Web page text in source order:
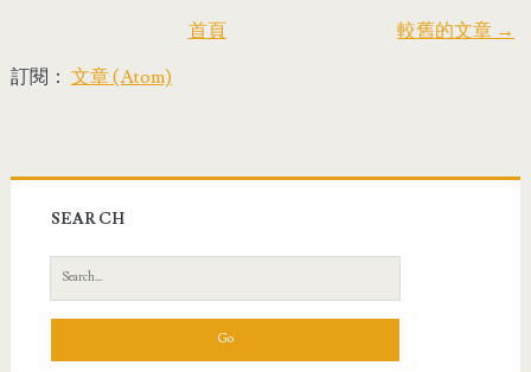
較舊的文章 →
首頁
訂閱： 文章 (Atom)
SEARCH
e